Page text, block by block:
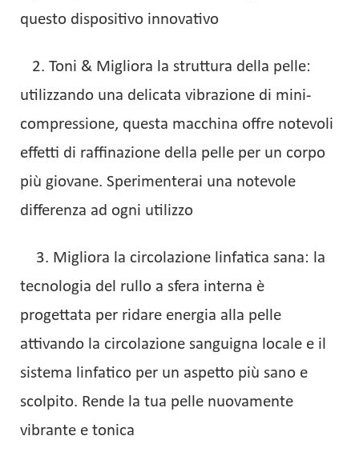
questo dispositivo innovativo
2. Toni & Migliora la struttura della pelle:
utilizzando una delicata vibrazione di mini-
compressione, questa macchina offre notevoli
effetti di raffinazione della pelle per un corpo
più giovane. Sperimenterai una notevole
differenza ad ogni utilizzo
3. Migliora la circolazione linfatica sana: la
tecnologia del rullo a sfera interna è
progettata per ridare energia alla pelle
attivando la circolazione sanguigna locale e il
sistema linfatico per un aspetto più sano e
scolpito. Rende la tua pelle nuovamente
vibrante e tonica